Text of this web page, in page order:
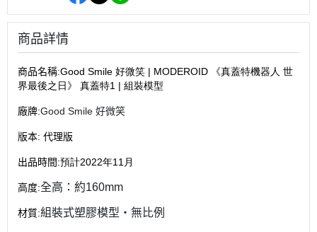
商品詳情
商品名稱:Good Smile 好微笑 | MODEROID 《真蓋特機器人 世
界最後之日》 真蓋特1 | 組裝模型
廠牌:Good Smile 好微笑
版本: 代理版
出品時間:預計2022年11月
高度:全高：約160mm
材質:組裝式塑膠模型・無比例